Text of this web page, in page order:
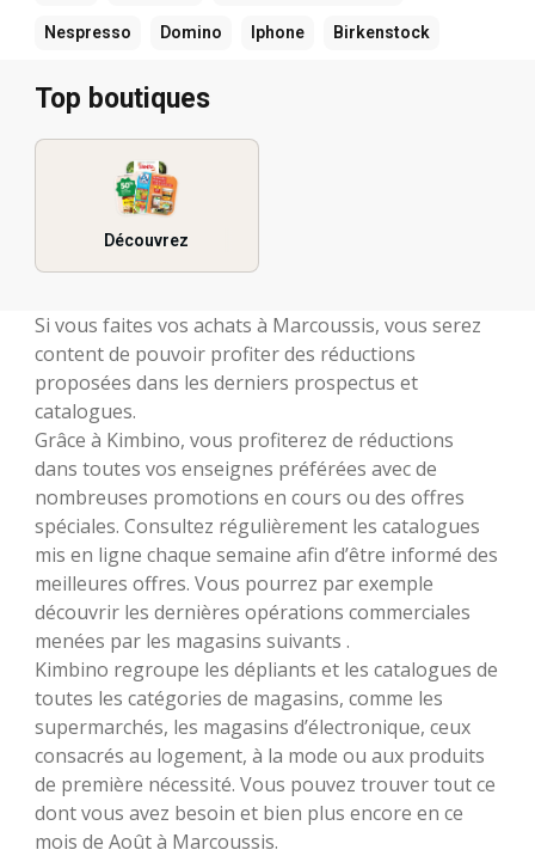
Nespresso Domino Iphone Birkenstock
Top boutiques
Découvrez
Si vous faites vos achats à Marcoussis, vous serez
content de pouvoir profiter des réductions
proposées dans les derniers prospectus et
catalogues.
Grâce à Kimbino, vous profiterez de réductions
dans toutes vos enseignes préférées avec de
nombreuses promotions en cours ou des offres
spéciales. Consultez régulièrement les catalogues
mis en ligne chaque semaine afin d’être informé des
meilleures offres. Vous pourrez par exemple
découvrir les dernières opérations commerciales
menées par les magasins suivants .
Kimbino regroupe les dépliants et les catalogues de
toutes les catégories de magasins, comme les
supermarchés, les magasins d’électronique, ceux
consacrés au logement, à la mode ou aux produits
de première nécessité. Vous pouvez trouver tout ce
dont vous avez besoin et bien plus encore en ce
mois de Août à Marcoussis.